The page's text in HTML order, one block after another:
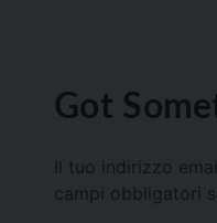
Got
Il tuo indirizzo
campi obbligatori